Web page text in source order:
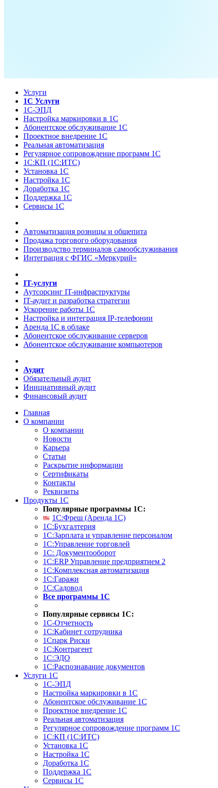
Услуги
1С Услуги
1С-ЭПД
Настройка маркировки в 1С
Абонентское обслуживание 1С
Проектное внедрение 1С
Реальная автоматизация
Регулярное сопровождение программ 1С
1С:КП (1С:ИТС)
Установка 1С
Настройка 1С
Доработка 1С
Поддержка 1С
Сервисы 1С
Автоматизация розницы и общепита
Продажа торгового оборудования
Производство терминалов самообслуживания
Интеграция с ФГИС «Меркурий»
IT-услуги
Аутсорсинг IT-инфраструктуры
IT-аудит и разработка стратегии
Ускорение работы 1С
Настройка и интеграция IP-телефонии
Аренда 1С в облаке
Абонентское обслуживание серверов
Абонентское обслуживание компьютеров
Аудит
Обязательный аудит
Инициативный аудит
Финансовый аудит
Главная
О компании
О компании
Новости
Карьера
Статьи
Раскрытие информации
Сертификаты
Контакты
Реквизиты
Продукты 1С
Популярные программы 1С:
1С:Фреш (Аренда 1С)
1С:Бухгалтерия
1С:Зарплата и управление персоналом
1С:Управление торговлей
1С: Документооборот
1С:ERP Управление предприятием 2
1С:Комплексная автоматизация
1С:Гаражи
1С:Садовод
Все программы 1С
Популярные сервисы 1С:
1С-Отчетность
1С:Кабинет сотрудника
1Спарк Риски
1С:Контрагент
1С:ЭДО
1С:Распознавание документов
Услуги 1С
1С-ЭПД
Настройка маркировки в 1С
Абонентское обслуживание 1С
Проектное внедрение 1С
Реальная автоматизация
Регулярное сопровождение программ 1С
1С:КП (1С:ИТС)
Установка 1С
Настройка 1С
Доработка 1С
Поддержка 1С
Сервисы 1С